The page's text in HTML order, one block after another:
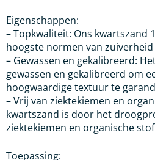
Eigenschappen:
– Topkwaliteit: Ons kwartszand
hoogste normen van
– Gewassen en gekalibreerd:
gewassen en gekalibreerd om
hoogwaardige textuur te
– Vrij van ziektekiemen en
kwartszand is door het
ziektekiemen en organische
Toepassing: